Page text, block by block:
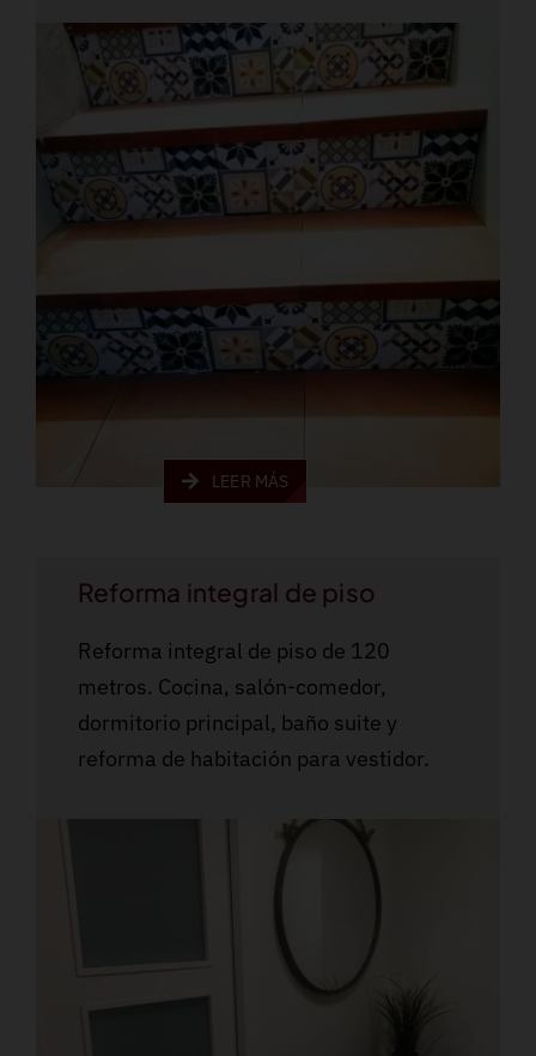
LEER MÁS
Reforma integral de piso
Reforma integral de piso de 120
metros. Cocina, salón-comedor,
dormitorio principal, baño suite y
reforma de habitación para vestidor.